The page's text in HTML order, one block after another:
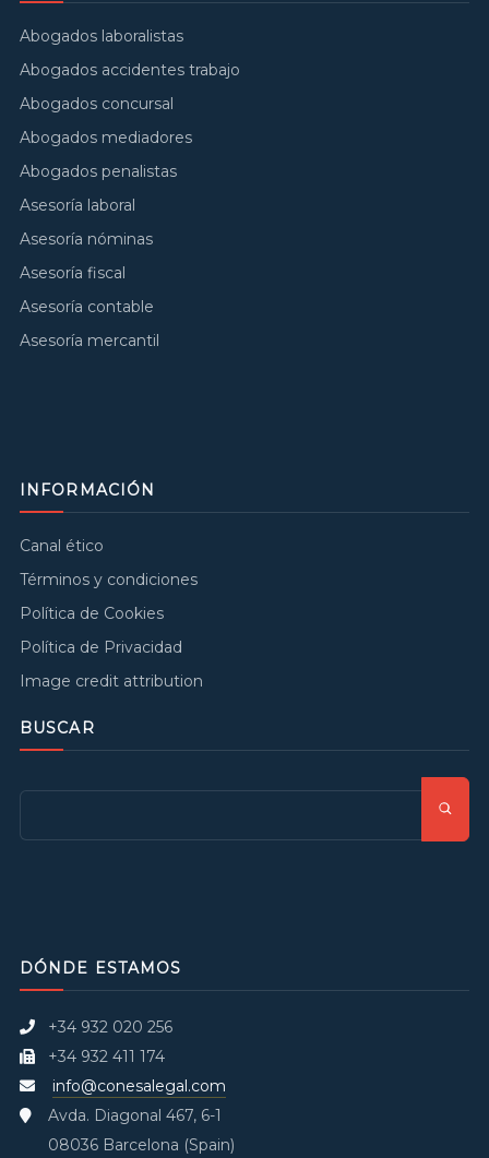
Abogados laboralistas
Abogados accidentes trabajo
Abogados concursal
Abogados mediadores
Abogados penalistas
Asesoría laboral
Asesoría nóminas
Asesoría fiscal
Asesoría contable
Asesoría mercantil
INFORMACIÓN
Canal ético
Términos y condiciones
Política de Cookies
Política de Privacidad
Image credit attribution
BUSCAR
DÓNDE ESTAMOS
+34 932 020 256
+34 932 411 174
info@conesalegal.com
Avda. Diagonal 467, 6-1
08036 Barcelona (Spain)